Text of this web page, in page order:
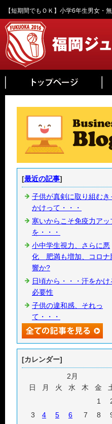
【短期間でもＯＫ】小学6年生男女・
[最近の記事]
子供が真剣に取り組むき
かけって・・・
寒いからこそ免疫力アッ
を・・・
小中学生視力、さらに悪
化 肥満も増加、コロナ
響か?
日頃から・・・汗をかけ
必要性
子供の違和感、それっ
て・・・
[カレンダー]
2月
日
月 火 水 木 金
1
3
4 5 6 7 8